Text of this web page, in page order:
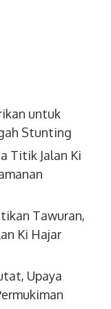
untuk
Stunting
Titik Jalan Ki
Tawuran,
Ki Hajar
Upaya